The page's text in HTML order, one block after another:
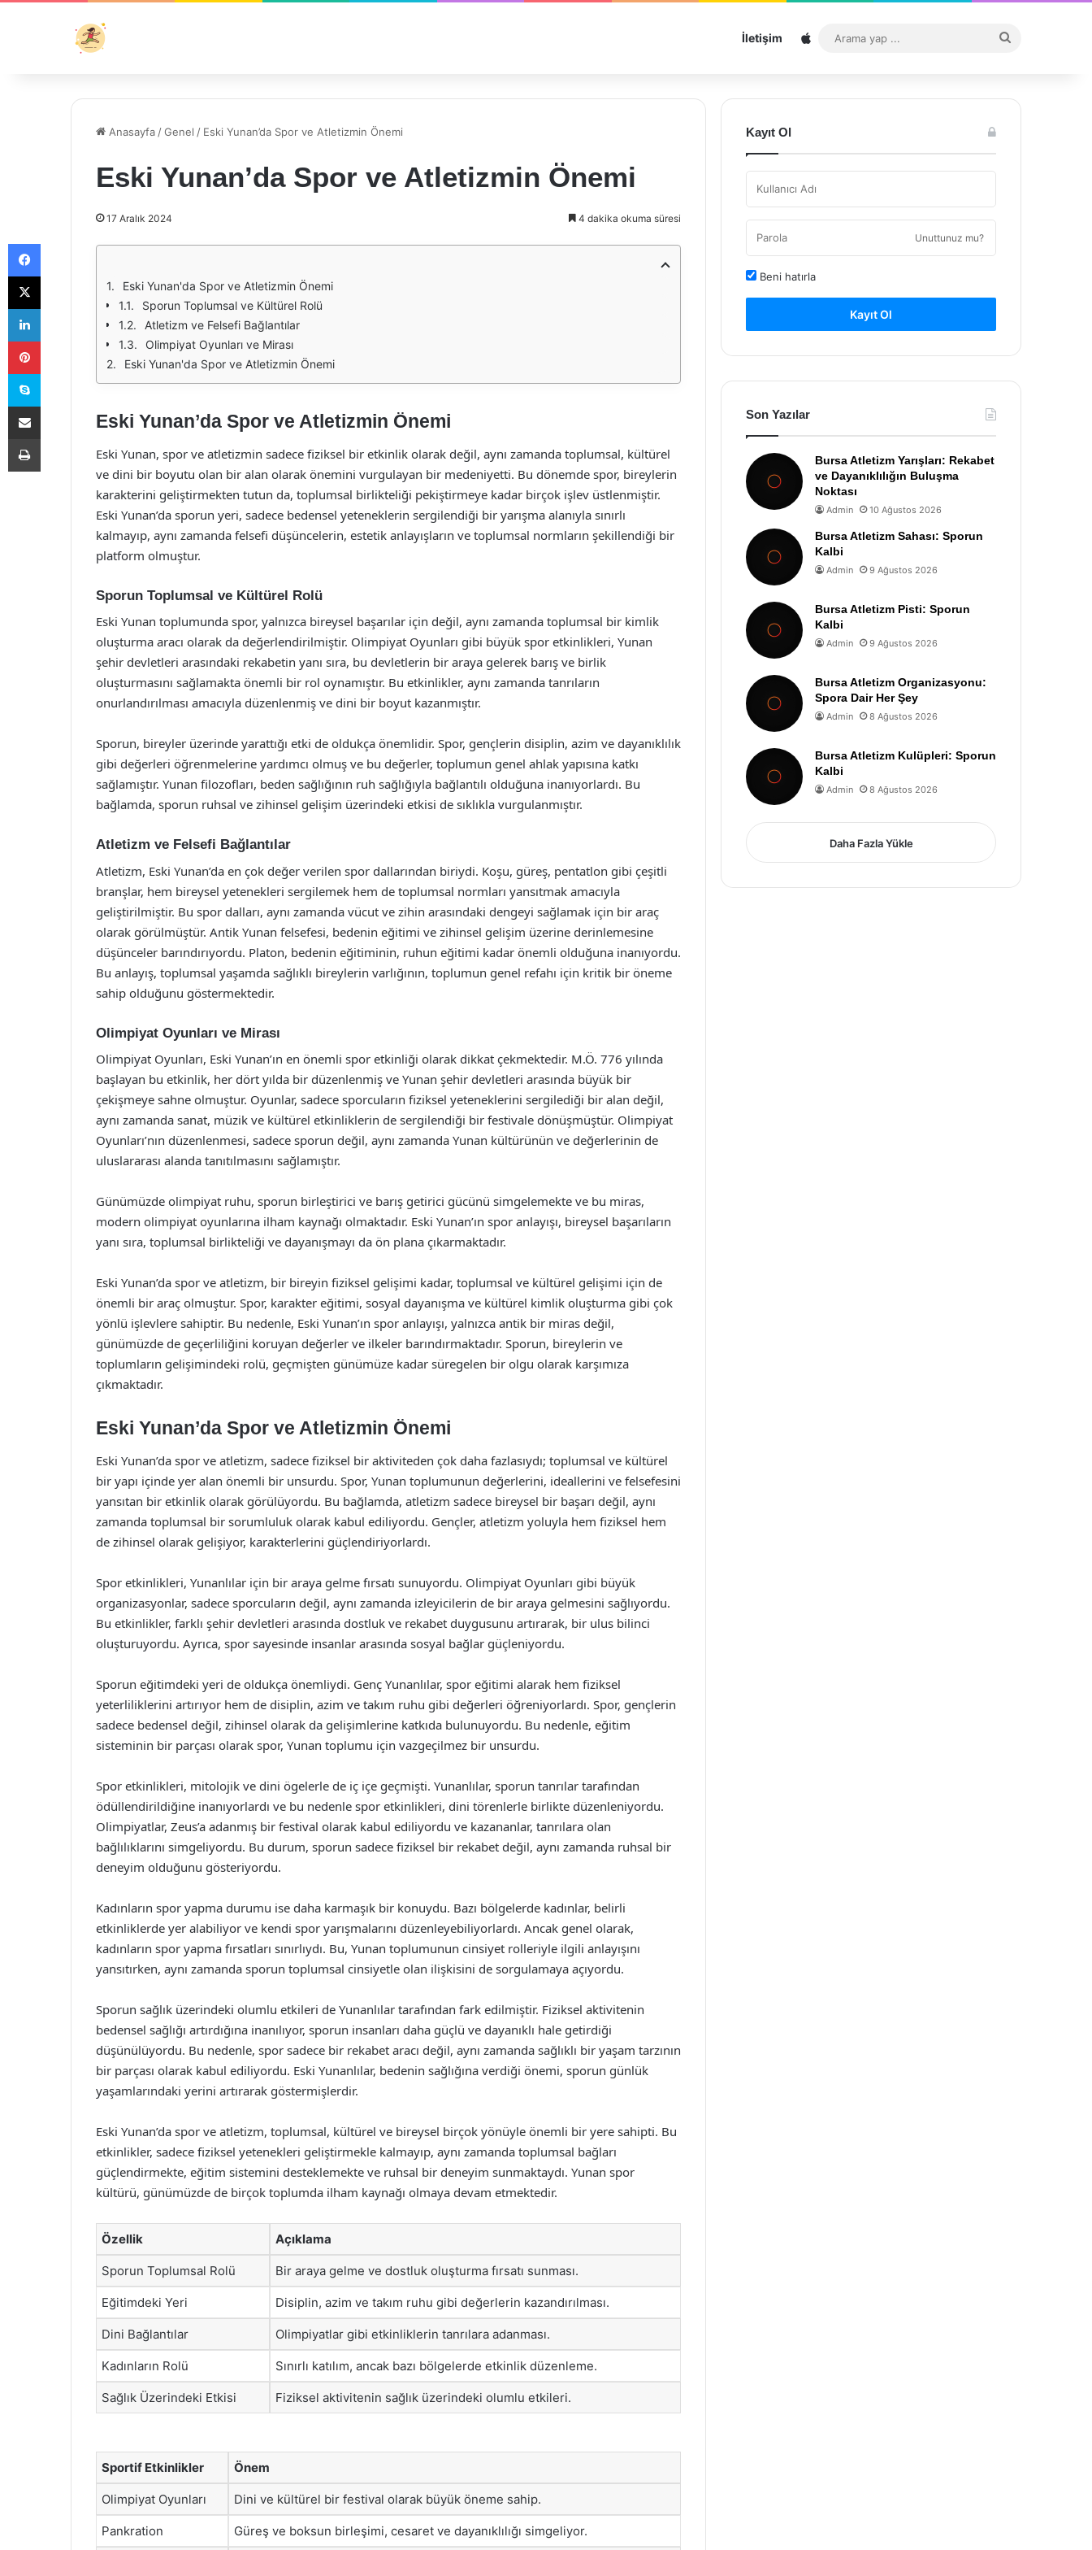
İletişim Sitemap
...
Anasayfa /Genel / Eski Yunan’da Spor ve Atletizmin Önemi
Eski Yunan’da Spor ve Atletizmin Önemi
17 Aralık 2024 4 dakika okuma süresi
Eski Yunan'da Spor ve Atletizmin Önemi
Sporun Toplumsal ve Kültürel Rolü
Atletizm ve Felsefi Bağlantılar
Olimpiyat Oyunları ve Mirası
Eski Yunan'da Spor ve Atletizmin Önemi
Eski Yunan’da Spor ve Atletizmin Önemi
Eski Yunan, spor ve atletizmin sadece fiziksel bir etkinlik olarak değil, aynı zamanda toplumsal, kültürel
ve dini bir boyutu olan bir alan olarak önemini vurgulayan bir medeniyetti. Bu dönemde spor, bireylerin
karakterini geliştirmekten tutun da, toplumsal birlikteliği pekiştirmeye kadar birçok işlev üstlenmiştir.
Eski Yunan’da sporun yeri, sadece bedensel yeteneklerin sergilendiği bir yarışma alanıyla sınırlı
kalmayıp, aynı zamanda felsefi düşüncelerin, estetik anlayışların ve toplumsal normların şekillendiği bir
platform olmuştur.
Sporun Toplumsal ve Kültürel Rolü
Eski Yunan toplumunda spor, yalnızca bireysel başarılar için değil, aynı zamanda toplumsal bir kimlik
oluşturma aracı olarak da değerlendirilmiştir. Olimpiyat Oyunları gibi büyük spor etkinlikleri, Yunan
şehir devletleri arasındaki rekabetin yanı sıra, bu devletlerin bir araya gelerek barış ve birlik
oluşturmasını sağlamakta önemli bir rol oynamıştır. Bu etkinlikler, aynı zamanda tanrıların
onurlandırılması amacıyla düzenlenmiş ve dini bir boyut kazanmıştır.
Sporun, bireyler üzerinde yarattığı etki de oldukça önemlidir. Spor, gençlerin disiplin, azim ve dayanıklılık
gibi değerleri öğrenmelerine yardımcı olmuş ve bu değerler, toplumun genel ahlak yapısına katkı
sağlamıştır. Yunan filozofları, beden sağlığının ruh sağlığıyla bağlantılı olduğuna inanıyorlardı. Bu
bağlamda, sporun ruhsal ve zihinsel gelişim üzerindeki etkisi de sıklıkla vurgulanmıştır.
Atletizm ve Felsefi Bağlantılar
Atletizm, Eski Yunan’da en çok değer verilen spor dallarından biriydi. Koşu, güreş, pentatlon gibi çeşitli
branşlar, hem bireysel yetenekleri sergilemek hem de toplumsal normları yansıtmak amacıyla
geliştirilmiştir. Bu spor dalları, aynı zamanda vücut ve zihin arasındaki dengeyi sağlamak için bir araç
olarak görülmüştür. Antik Yunan felsefesi, bedenin eğitimi ve zihinsel gelişim üzerine derinlemesine
düşünceler barındırıyordu. Platon, bedenin eğitiminin, ruhun eğitimi kadar önemli olduğuna inanıyordu.
Bu anlayış, toplumsal yaşamda sağlıklı bireylerin varlığının, toplumun genel refahı için kritik bir öneme
sahip olduğunu göstermektedir.
Olimpiyat Oyunları ve Mirası
Olimpiyat Oyunları, Eski Yunan’ın en önemli spor etkinliği olarak dikkat çekmektedir. M.Ö. 776 yılında
başlayan bu etkinlik, her dört yılda bir düzenlenmiş ve Yunan şehir devletleri arasında büyük bir
çekişmeye sahne olmuştur. Oyunlar, sadece sporcuların fiziksel yeteneklerini sergilediği bir alan değil,
aynı zamanda sanat, müzik ve kültürel etkinliklerin de sergilendiği bir festivale dönüşmüştür. Olimpiyat
Oyunları’nın düzenlenmesi, sadece sporun değil, aynı zamanda Yunan kültürünün ve değerlerinin de
uluslararası alanda tanıtılmasını sağlamıştır.
Günümüzde olimpiyat ruhu, sporun birleştirici ve barış getirici gücünü simgelemekte ve bu miras,
modern olimpiyat oyunlarına ilham kaynağı olmaktadır. Eski Yunan’ın spor anlayışı, bireysel başarıların
yanı sıra, toplumsal birlikteliği ve dayanışmayı da ön plana çıkarmaktadır.
Eski Yunan’da spor ve atletizm, bir bireyin fiziksel gelişimi kadar, toplumsal ve kültürel gelişimi için de
önemli bir araç olmuştur. Spor, karakter eğitimi, sosyal dayanışma ve kültürel kimlik oluşturma gibi çok
yönlü işlevlere sahiptir. Bu nedenle, Eski Yunan’ın spor anlayışı, yalnızca antik bir miras değil,
günümüzde de geçerliliğini koruyan değerler ve ilkeler barındırmaktadır. Sporun, bireylerin ve
toplumların gelişimindeki rolü, geçmişten günümüze kadar süregelen bir olgu olarak karşımıza
çıkmaktadır.
Eski Yunan’da Spor ve Atletizmin Önemi
Eski Yunan’da spor ve atletizm, sadece fiziksel bir aktiviteden çok daha fazlasıydı; toplumsal ve kültürel
bir yapı içinde yer alan önemli bir unsurdu. Spor, Yunan toplumunun değerlerini, ideallerini ve felsefesini
yansıtan bir etkinlik olarak görülüyordu. Bu bağlamda, atletizm sadece bireysel bir başarı değil, aynı
zamanda toplumsal bir sorumluluk olarak kabul ediliyordu. Gençler, atletizm yoluyla hem fiziksel hem
de zihinsel olarak gelişiyor, karakterlerini güçlendiriyorlardı.
Spor etkinlikleri, Yunanlılar için bir araya gelme fırsatı sunuyordu. Olimpiyat Oyunları gibi büyük
organizasyonlar, sadece sporcuların değil, aynı zamanda izleyicilerin de bir araya gelmesini sağlıyordu.
Bu etkinlikler, farklı şehir devletleri arasında dostluk ve rekabet duygusunu artırarak, bir ulus bilinci
oluşturuyordu. Ayrıca, spor sayesinde insanlar arasında sosyal bağlar güçleniyordu.
Sporun eğitimdeki yeri de oldukça önemliydi. Genç Yunanlılar, spor eğitimi alarak hem fiziksel
yeterliliklerini artırıyor hem de disiplin, azim ve takım ruhu gibi değerleri öğreniyorlardı. Spor, gençlerin
sadece bedensel değil, zihinsel olarak da gelişimlerine katkıda bulunuyordu. Bu nedenle, eğitim
sisteminin bir parçası olarak spor, Yunan toplumu için vazgeçilmez bir unsurdu.
Spor etkinlikleri, mitolojik ve dini ögelerle de iç içe geçmişti. Yunanlılar, sporun tanrılar tarafından
ödüllendirildiğine inanıyorlardı ve bu nedenle spor etkinlikleri, dini törenlerle birlikte düzenleniyordu.
Olimpiyatlar, Zeus’a adanmış bir festival olarak kabul ediliyordu ve kazananlar, tanrılara olan
bağlılıklarını simgeliyordu. Bu durum, sporun sadece fiziksel bir rekabet değil, aynı zamanda ruhsal bir
deneyim olduğunu gösteriyordu.
Kadınların spor yapma durumu ise daha karmaşık bir konuydu. Bazı bölgelerde kadınlar, belirli
etkinliklerde yer alabiliyor ve kendi spor yarışmalarını düzenleyebiliyorlardı. Ancak genel olarak,
kadınların spor yapma fırsatları sınırlıydı. Bu, Yunan toplumunun cinsiyet rolleriyle ilgili anlayışını
yansıtırken, aynı zamanda sporun toplumsal cinsiyetle olan ilişkisini de sorgulamaya açıyordu.
Sporun sağlık üzerindeki olumlu etkileri de Yunanlılar tarafından fark edilmiştir. Fiziksel aktivitenin
bedensel sağlığı artırdığına inanılıyor, sporun insanları daha güçlü ve dayanıklı hale getirdiği
düşünülüyordu. Bu nedenle, spor sadece bir rekabet aracı değil, aynı zamanda sağlıklı bir yaşam tarzının
bir parçası olarak kabul ediliyordu. Eski Yunanlılar, bedenin sağlığına verdiği önemi, sporun günlük
yaşamlarındaki yerini artırarak göstermişlerdir.
Eski Yunan’da spor ve atletizm, toplumsal, kültürel ve bireysel birçok yönüyle önemli bir yere sahipti. Bu
etkinlikler, sadece fiziksel yetenekleri geliştirmekle kalmayıp, aynı zamanda toplumsal bağları
güçlendirmekte, eğitim sistemini desteklemekte ve ruhsal bir deneyim sunmaktaydı. Yunan spor
kültürü, günümüzde de birçok toplumda ilham kaynağı olmaya devam etmektedir.
Özellik Açıklama
Sporun Toplumsal Rolü Bir araya gelme ve dostluk oluşturma fırsatı sunması.
Eğitimdeki Yeri Disiplin, azim ve takım ruhu gibi değerlerin kazandırılması.
Dini Bağlantılar Olimpiyatlar gibi etkinliklerin tanrılara adanması.
Kadınların Rolü Sınırlı katılım, ancak bazı bölgelerde etkinlik düzenleme.
Sağlık Üzerindeki Etkisi Fiziksel aktivitenin sağlık üzerindeki olumlu etkileri.
Sportif Etkinlikler Önem
Olimpiyat Oyunları Dini ve kültürel bir festival olarak büyük öneme sahip.
Pankration Güreş ve boksun birleşimi, cesaret ve dayanıklılığı simgeliyor.
Kayıt Ol
Unuttunuz mu?
Beni hatırla
Kayıt Ol
Son Yazılar
Bursa Atletizm Yarışları: Rekabet
ve Dayanıklılığın Buluşma
Noktası
Admin 10 Ağustos 2026
Bursa Atletizm Sahası: Sporun
Kalbi
Admin 9 Ağustos 2026
Bursa Atletizm Pisti: Sporun
Kalbi
Admin 9 Ağustos 2026
Bursa Atletizm Organizasyonu:
Spora Dair Her Şey
Admin 8 Ağustos 2026
Bursa Atletizm Kulüpleri: Sporun
Kalbi
Admin 8 Ağustos 2026
Daha Fazla Yükle
Facebook
X
LinkedIn
Pinterest
Skype
E-Posta ile paylaş